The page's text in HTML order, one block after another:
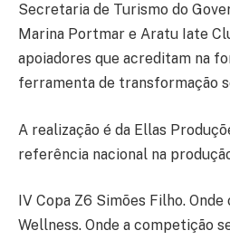
Secretaria de Turismo do
Marina Portmar e Aratu Iate
apoiadores que acreditam na
ferramenta de transformação
A realização é da Ellas
referência nacional na
IV Copa Z6 Simões Filho.
Wellness. Onde a competição